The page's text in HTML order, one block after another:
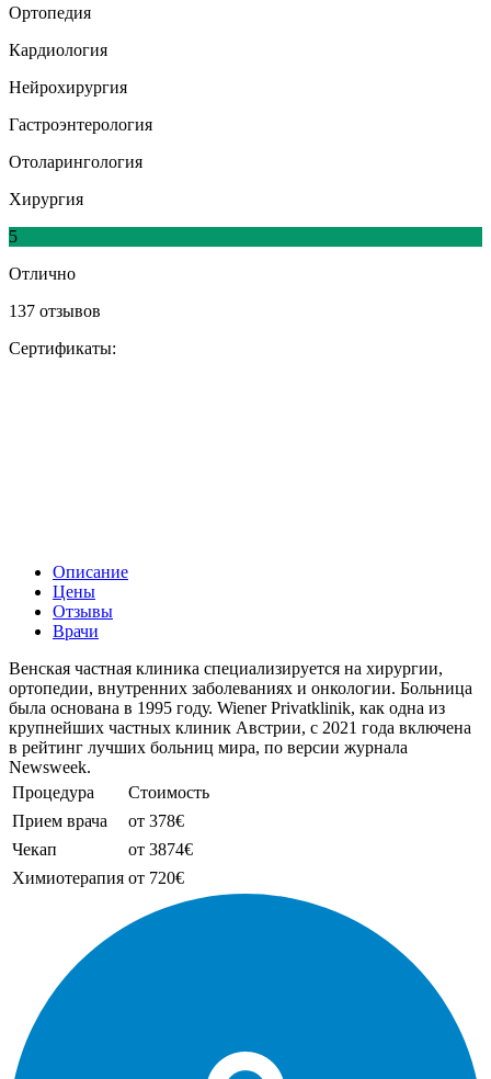
Ортопедия
Кардиология
Нейрохирургия
Гастроэнтерология
Отоларингология
Хирургия
5
Отлично
137 отзывов
Сертификаты:
Описание
Цены
Отзывы
Врачи
Венская частная клиника специализируется на хирургии,
ортопедии, внутренних заболеваниях и онкологии. Больница
была основана в 1995 году. Wiener Privatklinik, как одна из
крупнейших частных клиник Австрии, с 2021 года включена
в рейтинг лучших больниц мира, по версии журнала
Newsweek.
Процедура
Стоимость
Прием врача
от 378€
Чекап
от 3874€
Химиотерапия от 720€